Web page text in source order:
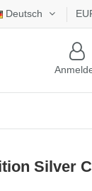
Deutsch
Silver